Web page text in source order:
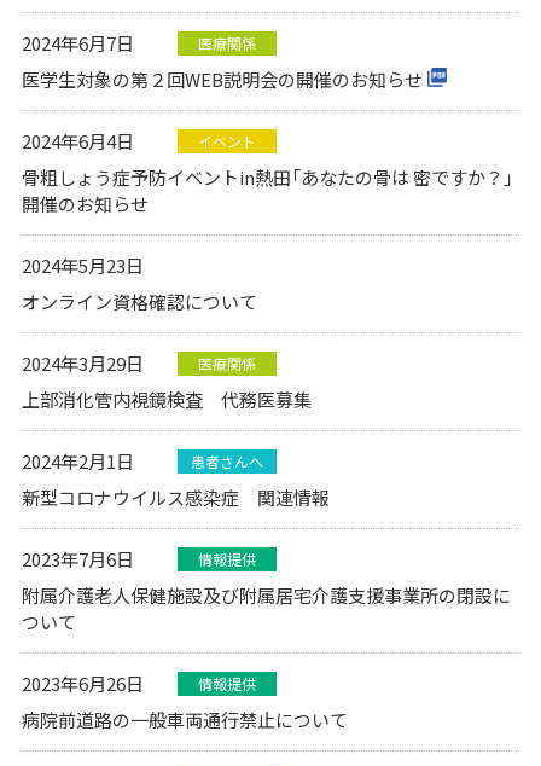
2024年6月7日 医療関係
医学生対象の第２回WEB説明会の開催のお知らせ
2024年6月4日 イベント
骨粗しょう症予防イベントin熱田「あなたの骨は 密ですか？」
開催のお知らせ
2024年5月23日
オンライン資格確認について
2024年3月29日 医療関係
上部消化管内視鏡検査 代務医募集
2024年2月1日 患者さんへ
新型コロナウイルス感染症 関連情報
2023年7月6日 情報提供
附属介護老人保健施設及び附属居宅介護支援事業所の閉設に
ついて
2023年6月26日 情報提供
病院前道路の一般車両通行禁止について